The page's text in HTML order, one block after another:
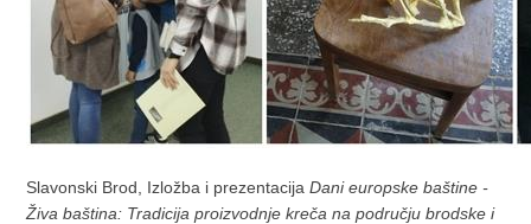
Slavonski Brod, Izložba i prezentacijaDani europske baštine -
Živa baština: Tradicija proizvodnje kreča na području brodske i